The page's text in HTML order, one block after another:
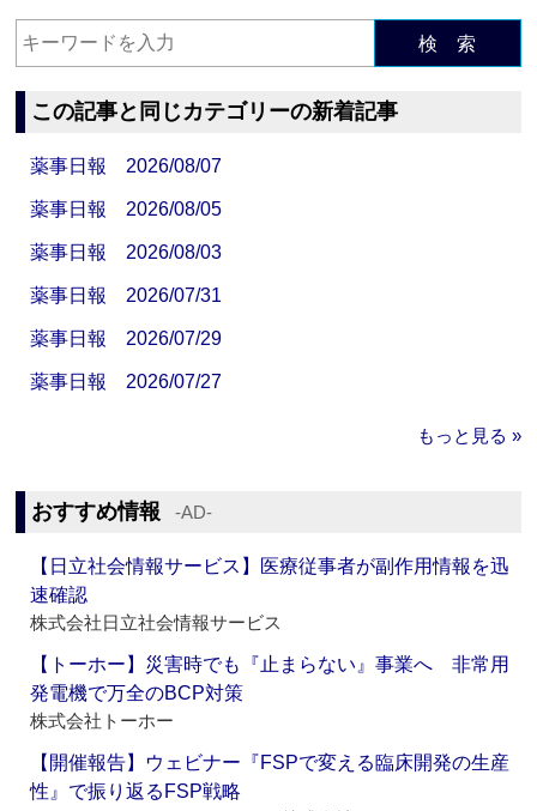
検 索
この記事と同じカテゴリーの新着記事
薬事日報 2026/08/07
薬事日報 2026/08/05
薬事日報 2026/08/03
薬事日報 2026/07/31
薬事日報 2026/07/29
薬事日報 2026/07/27
もっと見る »
おすすめ情報 ‐AD‐
【日立社会情報サービス】医療従事者が副作用情報を迅
速確認
株式会社日立社会情報サービス
【トーホー】災害時でも『止まらない』事業へ 非常用
発電機で万全のBCP対策
株式会社トーホー
【開催報告】ウェビナー『FSPで変える臨床開発の生産
性』で振り返るFSP戦略